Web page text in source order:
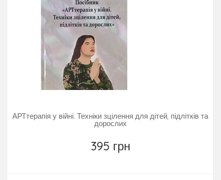
АРТтерапія у війні. Техніки зцілення для дітей, підлітків та
дорослих
395 грн